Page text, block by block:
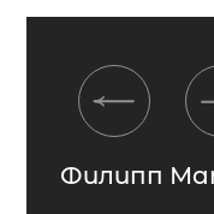
Филипп
Previous